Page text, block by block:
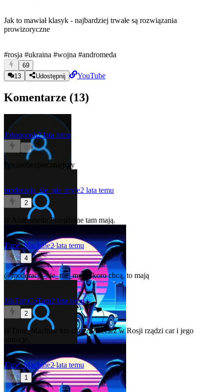
Jak to mawiał klasyk - najbardziej trwałe są rozwiązania
prowizoryczne
#rosja #ukraina #wojna #andromeda
69
13
Udostępnij YouTube
Komentarze (13)
Johnnoosh2 lata temu
0
*najniebezpieczniejszy
moderacja_sie_nie_myje2 lata temu
2
@Andromeda Przejebane tam mają.
Time_Machine2 lata temu
4
@moderacja_sie_nie_myje skoro chcą, to mają
JakTamCoTam2 lata temu
2
@Time_Machine
kto chce? Przecież w Rosji rządzi car i jego
Time_Machine2 lata temu
1